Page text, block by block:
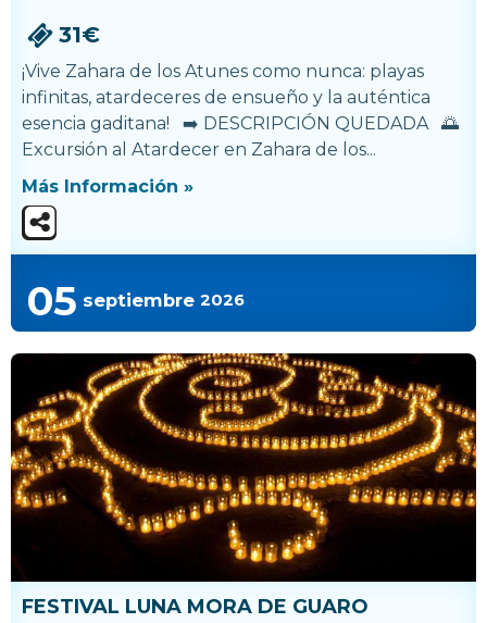
31€
¡Vive Zahara de los Atunes como nunca: playas
infinitas, atardeceres de ensueño y la auténtica
esencia gaditana! ➡️ DESCRIPCIÓN QUEDADA 🌅
Excursión al Atardecer en Zahara de los...
Más Información »
05 septiembre 2026
FESTIVAL LUNA MORA DE GUARO